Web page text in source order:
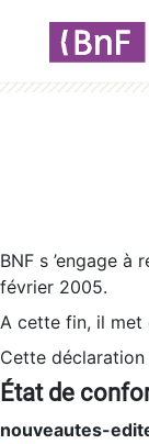
BNF s ’engage
février 2005.
A cette fin, il
Cette déclaration
État de
nouveautes-